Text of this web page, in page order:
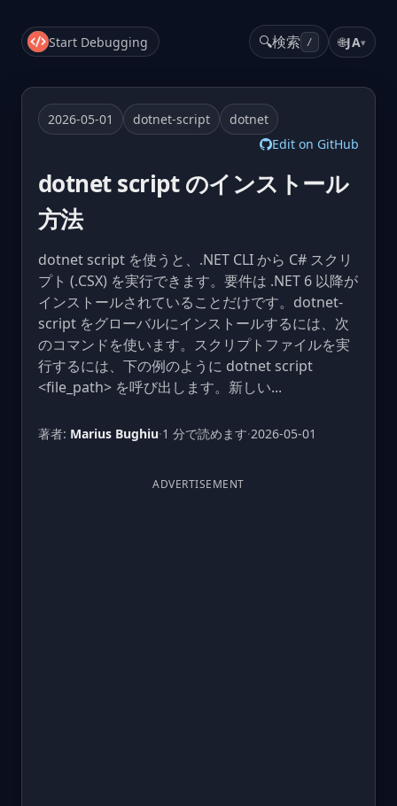
Start Debugging 🔍検索 / 🌐JA▾
2026-05-01 dotnet-script
dotnet
Edit on GitHub
dotnet script のインストール
方法
dotnet script を使うと、.NET CLI から C# スクリ
プト (.CSX) を実行できます。要件は .NET 6 以降が
インストールされていることだけです。dotnet-
script をグローバルにインストールするには、次
のコマンドを使います。スクリプトファイルを実
行するには、下の例のように dotnet script
<file_path> を呼び出します。新しい...
著者: Marius Bughiu·1 分で読めます·2026-05-01
ADVERTISEMENT